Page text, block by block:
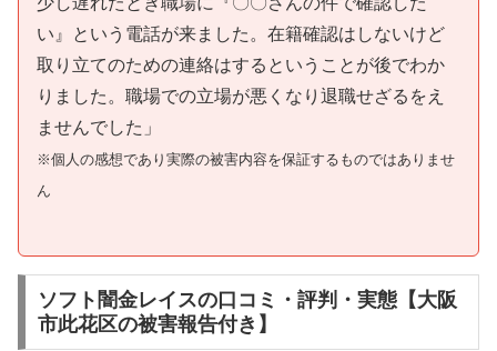
い』という電話が来ました。在籍確認はしないけど
取り立てのための連絡はするということが後でわか
りました。職場での立場が悪くなり退職せざるをえ
ませんでした」
※個人の感想であり実際の被害内容を保証するものではありませ
ん
ソフト闇金レイスの口コミ・評判・実態【大阪
市此花区の被害報告付き】